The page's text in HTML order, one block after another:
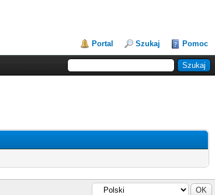
Portal Szukaj Pomoc